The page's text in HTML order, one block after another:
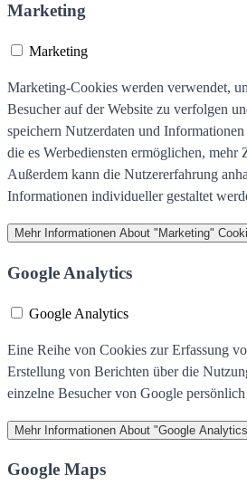
Marketing
Marketing
Marketing-Cookies werden verwendet,
Besucher auf der Website zu verfolgen
speichern Nutzerdaten und
die es Werbediensten ermöglichen, mehr
Außerdem kann die Nutzererfahrung
Informationen individueller gestaltet
Mehr Informationen About "Marketing"
Google Analytics
Google Analytics
Eine Reihe von Cookies zur Erfassung
Erstellung von Berichten über die
einzelne Besucher von Google
Mehr Informationen About "Google
Google Maps